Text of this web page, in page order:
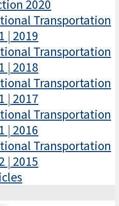
2020
Transportation
| 2019
Transportation
| 2018
Transportation
| 2017
Transportation
| 2016
Transportation
| 2015